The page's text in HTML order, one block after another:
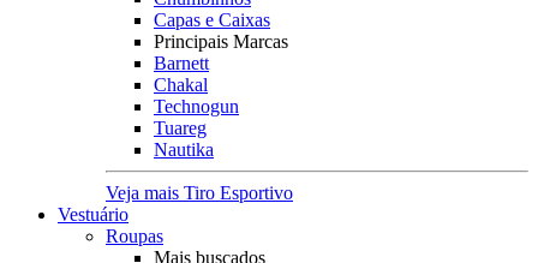
Capas e Caixas
Principais Marcas
Barnett
Chakal
Technogun
Tuareg
Nautika
Veja mais Tiro Esportivo
Vestuário
Roupas
Mais buscados